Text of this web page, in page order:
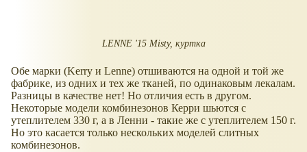
LENNE '15 Misty, куртка
Обе марки (Kerry и Lenne) отшиваются на одной и той же
фабрике, из одних и тех же тканей, по одинаковым лекалам.
Разницы в качестве нет! Но отличия есть в другом.
Некоторые модели комбинезонов Керри шьются с
утеплителем 330 г, а в Ленни - такие же с утеплителем 150 г.
Но это касается только нескольких моделей слитных
комбинезонов.